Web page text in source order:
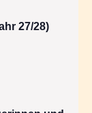
27/28)